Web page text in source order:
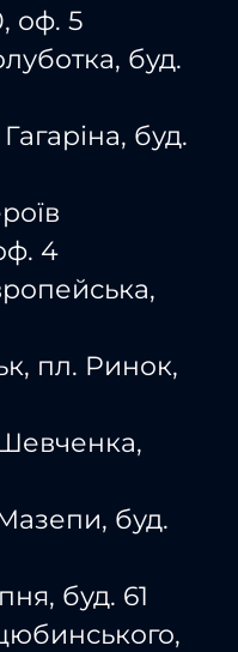
оф. 5
буд.
буд.
4
пл. Ринок,
буд.
буд. 61